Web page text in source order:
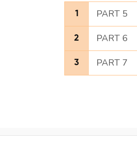
1 PART 5
2 PART 6
3 PART 7